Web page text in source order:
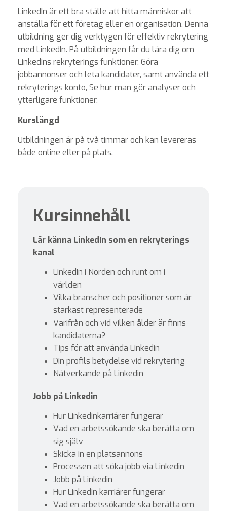
LinkedIn är ett bra ställe att hitta människor att
anställa för ett företag eller en organisation. Denna
utbildning ger dig verktygen för effektiv rekrytering
med LinkedIn. På utbildningen får du lära dig om
Linkedins rekryterings funktioner. Göra
jobbannonser och leta kandidater, samt använda ett
rekryterings konto, Se hur man gör analyser och
ytterligare funktioner.
Kurslängd
Utbildningen är på två timmar och kan levereras
både online eller på plats.
Kursinnehåll
Lär känna LinkedIn som en rekryterings
kanal
LinkedIn i Norden och runt om i
världen
Vilka branscher och positioner som är
starkast representerade
Varifrån och vid vilken ålder är finns
kandidaterna?
Tips för att använda Linkedin
Din profils betydelse vid rekrytering
Nätverkande på Linkedin
Jobb på Linkedin
Hur Linkedinkarriärer fungerar
Vad en arbetssökande ska berätta om
sig själv
Skicka in en platsannons
Processen att söka jobb via Linkedin
Jobb på Linkedin
Hur Linkedin karriärer fungerar
Vad en arbetssökande ska berätta om